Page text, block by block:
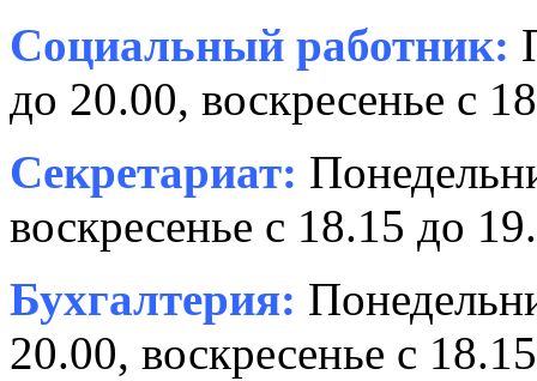
Социальный работник:
до 20.00, воскресенье с
Секретариат:
воскресенье с 18.15 до
Бухгалтерия:
20.00, воскресенье с